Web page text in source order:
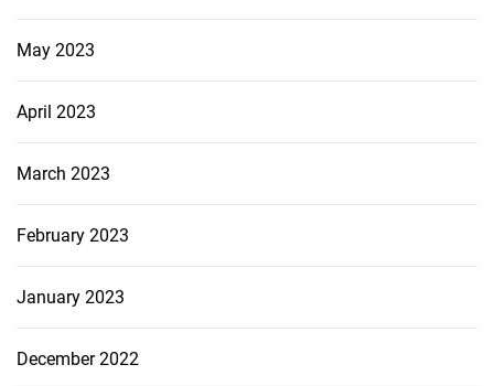
May 2023
April 2023
March 2023
February 2023
January 2023
December 2022